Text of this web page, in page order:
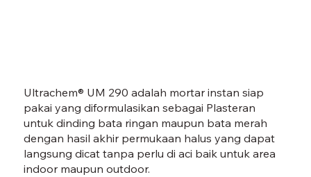
Ultrachem® UM 290 adalah mortar instan siap
pakai yang diformulasikan sebagai Plasteran
untuk dinding bata ringan maupun bata merah
dengan hasil akhir permukaan halus yang dapat
langsung dicat tanpa perlu di aci baik untuk area
indoor maupun outdoor.